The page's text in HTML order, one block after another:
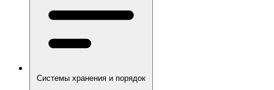
Системы хранения и порядок